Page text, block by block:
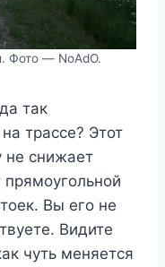
Фото — NoAdO.
так
трассе? Этот
не снижает
прямоугольной
Вы его не
Видите
чуть меняется